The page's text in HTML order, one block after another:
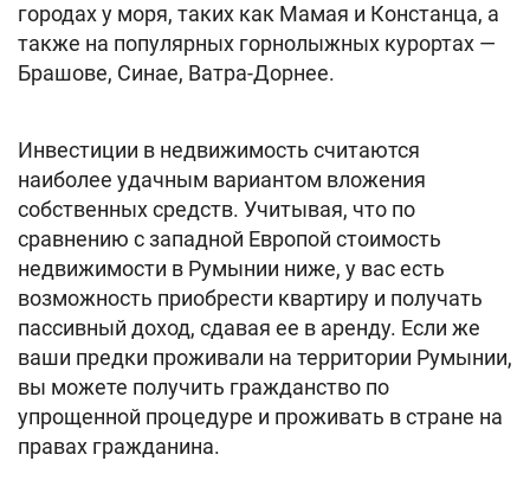
городах у моря, таких как Мамая и Констанца, а
также на популярных горнолыжных курортах —
Брашове, Синае, Ватра-Дорнее.
Инвестиции в недвижимость считаются
наиболее удачным вариантом вложения
собственных средств. Учитывая, что по
сравнению с западной Европой стоимость
недвижимости в Румынии ниже, у вас есть
возможность приобрести квартиру и получать
пассивный доход, сдавая ее в аренду. Если же
ваши предки проживали на территории Румынии,
вы можете получить гражданство по
упрощенной процедуре и проживать в стране на
правах гражданина.